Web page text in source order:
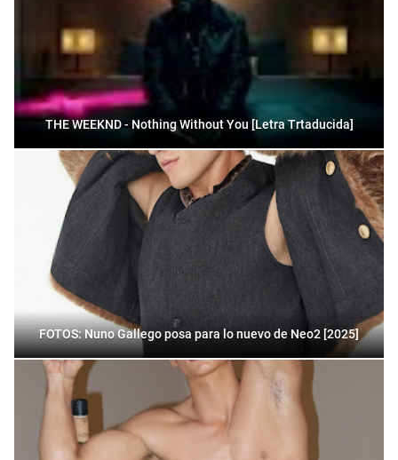
THE WEEKND - Nothing Without You [Letra Trtaducida]
FOTOS: Nuno Gallego posa para lo nuevo de Neo2 [2025]